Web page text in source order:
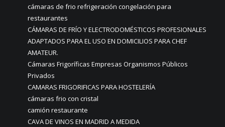
cámaras de frio refrigeración congelación para
restaurantes
CÁMARAS DE FRÍO Y ELECTRODOMÉSTICOS PROFESIONALES
ADAPTADOS PARA EL USO EN DOMICILIOS PARA CHEF
AMATEUR.
Cámaras Frigoríficas Empresas Organismos Públicos
Privados
CAMARAS FRIGORIFICAS PARA HOSTELERÍA
cámaras frio con cristal
camión restaurante
CAVA DE VINOS EN MADRID A MEDIDA